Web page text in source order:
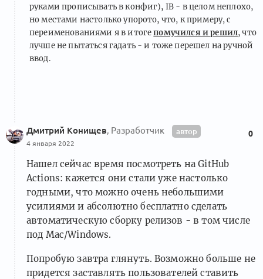
руками прописывать в конфиг), IB - в целом неплохо,
но местами настолько упорото, что, к примеру, с
переименованиями я в итогепомучился и решил, что
лучше не пытаться гадать - и тоже перешел на ручной
ввод.
Дмитрий Конищев, Разработчик автор
4 января 2022
0
Нашел сейчас время посмотреть на GitHub
Actions: кажется они стали уже настолько
годными, что можно очень небольшими
усилиями и абсолютно бесплатно сделать
автоматическую сборку релизов - в том числе
под Mac/Windows.
Попробую завтра глянуть. Возможно больше не
придется заставлять пользователей ставить